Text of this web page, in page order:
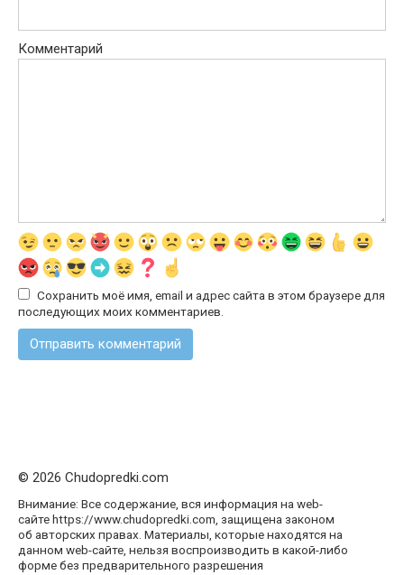
Комментарий
Сохранить моё имя, email и адрес сайта в этом браузере для
последующих моих комментариев.
© 2026 Chudopredki.com
Внимание: Все содержание, вся информация на web-
сайте https://www.chudopredki.com, защищена законом
об авторских правах. Материалы, которые находятся на
данном web-сайте, нельзя воспроизводить в какой-либо
форме без предварительного разрешения